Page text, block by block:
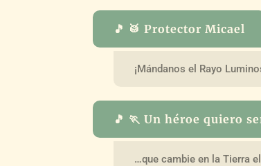
🎵 🥁 Protector Micael
¡Mándanos el Rayo
🎵 🏃 Un héroe quiero
…que cambie en la Tierra